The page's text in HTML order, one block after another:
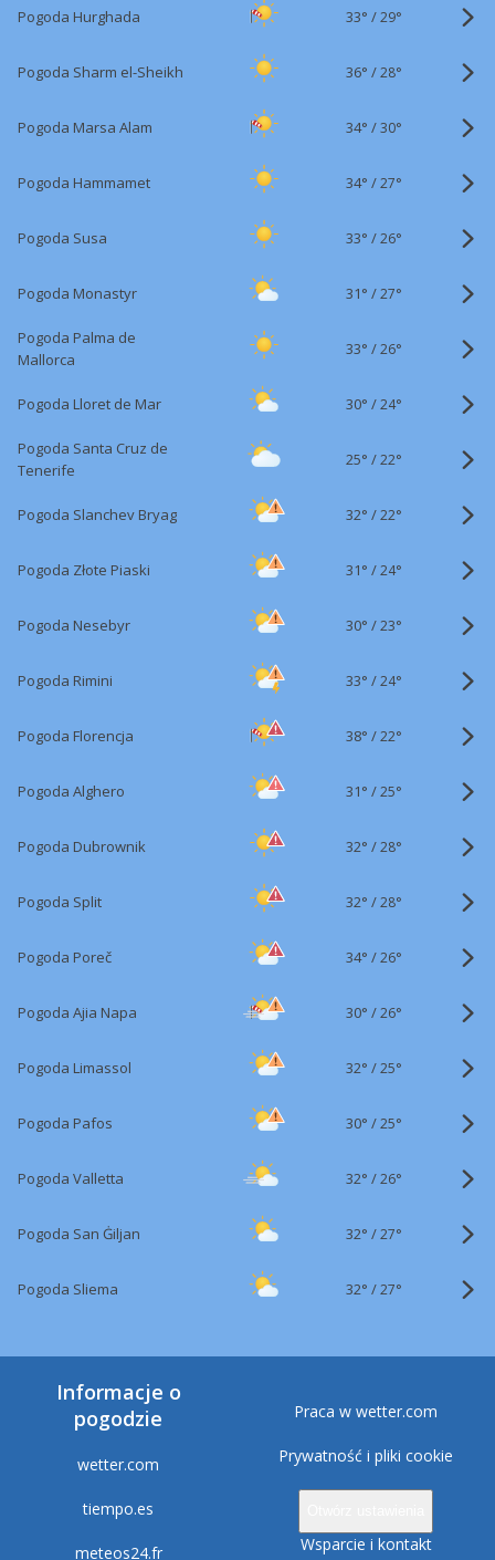
Pogoda Hurghada 33° /29°
Pogoda Sharm el-Sheikh 36° /28°
Pogoda Marsa Alam 34° /30°
Pogoda Hammamet 34° /27°
Pogoda Susa 33° /26°
Pogoda Monastyr 31° /27°
Pogoda Palma de
Mallorca
33° /26°
Pogoda Lloret de Mar 30° /24°
Pogoda Santa Cruz de
Tenerife
25° /22°
Pogoda Slanchev Bryag 32° /22°
Pogoda Złote Piaski 31° /24°
Pogoda Nesebyr 30° /23°
Pogoda Rimini 33° /24°
Pogoda Florencja 38° /22°
Pogoda Alghero 31° /25°
Pogoda Dubrownik 32° /28°
Pogoda Split 32° /28°
Pogoda Poreč 34° /26°
Pogoda Ajia Napa 30° /26°
Pogoda Limassol 32° /25°
Pogoda Pafos 30° /25°
Pogoda Valletta 32° /26°
Pogoda San Ġiljan 32° /27°
Pogoda Sliema 32° /27°
Informacje o
pogodzie
wetter.com
tiempo.es
meteos24.fr
Praca w wetter.com
Prywatność i pliki cookie
Wsparcie i kontakt